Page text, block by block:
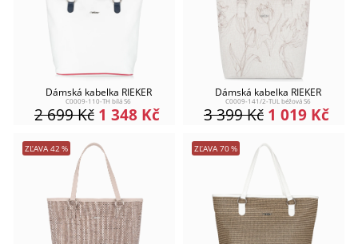
Dámská kabelka RIEKER
C0009-110-TH bílá S6
1 348 Kč
2 699Kč
Dámská kabelka RIEKER
C0009-141/2-TUL béžová S6
1 019 Kč
3 399Kč
ZĽAVA 42% ZĽAVA 70%